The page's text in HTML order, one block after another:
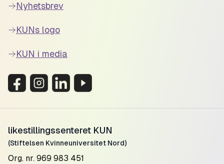
Nyhetsbrev
KUNs logo
KUN i media
likestillingssenteret KUN
(Stiftelsen Kvinneuniversitet Nord)
Org. nr. 969 983 451